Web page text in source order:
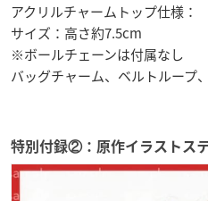
アクリルチャームトップ仕様：
サイズ：高さ約7.5cm
※ボールチェーンは付属なし
バッグチャーム、ベルトループ
特別付録②：原作イラストス